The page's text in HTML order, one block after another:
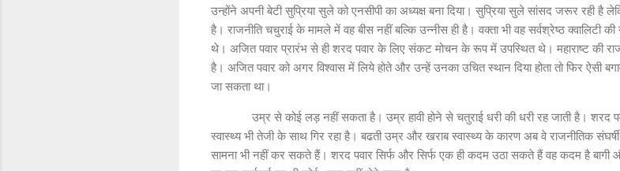
उन्होंने अपनी बेटी सुप्रिया सुले को एनसीपी का अध्यक्ष बना दिया। सुप्रिया सुले सांसद जरूर रही है
है। राजनीति चचुराई के मामले में वह बीस नहीं बल्कि उन्नीस ही है। वक्ता भी वह सर्वश्रेष्ठ क्वालिटी की
थे। अजित पवार प्रारंभ से ही शरद पवार के लिए संकट मोचन के रूप में उपस्थित थे। महाराष्ट की
है। अजित पवार को अगर विश्वास में लिये होते और उन्हें उनका उचित स्थान दिया होता तो फिर ऐसी
जा सकता था।
उम्र से कोई लड़ नहीं सकता है। उम्र हावी होने से चतुराई धरी की धरी रह जाती है। शरद
स्वास्थ्य भी तेजी के साथ गिर रहा है। बढती उम्र और खराब स्वास्थ्य के कारण अब वे राजनीतिक
सामना भी नहीं कर सकते हैं। शरद पवार सिर्फ और सिर्फ एक ही कदम उठा सकते हैं वह कदम है बागी और